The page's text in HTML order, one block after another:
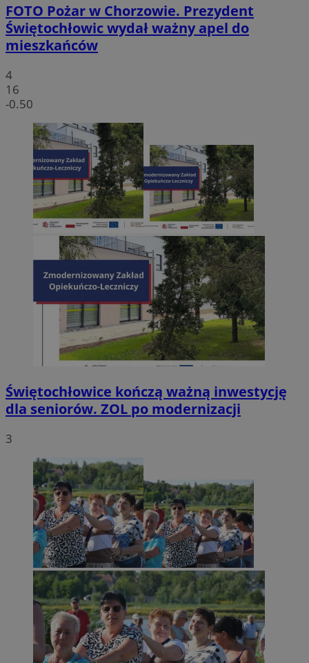
FOTO Pożar w Chorzowie. Prezydent
Świętochłowic wydał ważny apel do
mieszkańców
4
16
-0.50
Świętochłowice kończą ważną inwestycję
dla seniorów. ZOL po modernizacji
3